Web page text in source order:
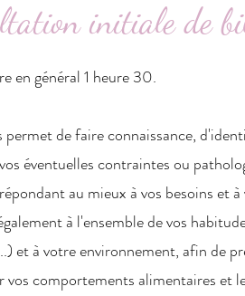
initiale de
en général 1 heure 30.
de faire connaissance,
éventuelles contraintes ou
au mieux à vos besoins et
à l'ensemble de vos
et à votre environnement, afin de
comportements alimentaires et